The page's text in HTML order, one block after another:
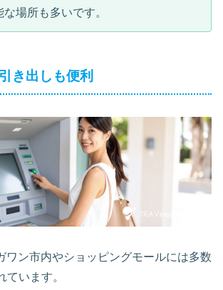
場所も多いです。
き出しも便利
ワン市内やショッピングモールには多数
ています。